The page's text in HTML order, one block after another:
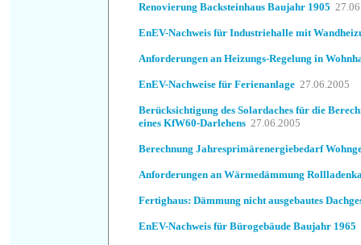
Renovierung Backsteinhaus Baujahr 1905
EnEV-Nachweis für Industriehalle mit
Anforderungen an Heizungs-Regelung in
EnEV-Nachweise für Ferienanlage 27.06.2005
Berücksichtigung des Solardaches für die
eines KfW60-Darlehens 27.06.2005
Berechnung Jahresprimärenergiebedarf
Anforderungen an Wärmedämmung
Fertighaus: Dämmung nicht ausgebautes
EnEV-Nachweis für Bürogebäude Baujahr 1965